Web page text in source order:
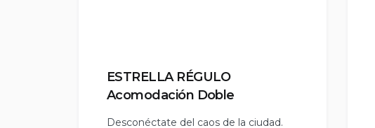
ESTRELLA RÉGULO
Acomodación Doble
Desconéctate del caos de la ciudad.